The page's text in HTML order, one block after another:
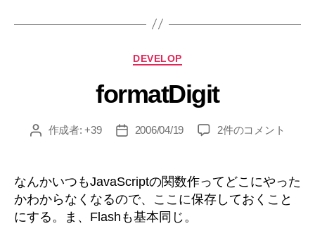
み
巻”
カ
ゴ
リ
DEVELOP
formatDigit
投 作成者:+39
投
2006/04/19
formatDigit
2件のコメント
なんかいつもJavaScriptの関数作ってどこにやった
かわからなくなるので、ここに保存しておくこと
にする。ま、Flashも基本同じ。